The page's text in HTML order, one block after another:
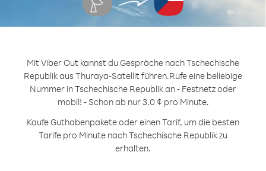
Mit Viber Out kannst du Gespräche nach Tschechische
Republik aus Thuraya-Satellit führen.Rufe eine beliebige
Nummer in Tschechische Republik an - Festnetz oder
mobil! - Schon ab nur 3.0 ¢ pro Minute.
Kaufe Guthabenpakete oder einen Tarif, um die besten
Tarife pro Minute nach Tschechische Republik zu
erhalten.